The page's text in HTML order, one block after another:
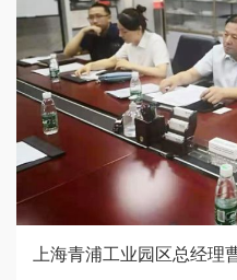
上海青浦工业园区总经理